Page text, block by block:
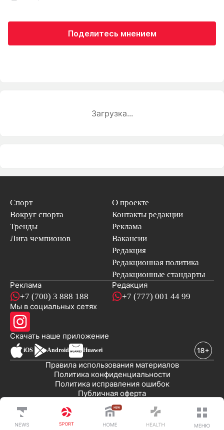
Поделитесь мнением
Загрузка...
Спорт
Вокруг спорта
Тренды
Лига чемпионов
О проекте
Контакты редакции
Реклама
Вакансии
Редакция
Редакционная политика
Редакционные стандарты
Реклама
+7 (700) 3 888 188
Редакция
+7 (777) 001 44 99
Мы в социальных сетях
Скачать наше приложениеновостей
iOS Android Huawei
Публичная оферта
Политика исправления ошибок
Политика конфиденциальности
Правила использования материалов
© 2008-2026 ТОО «EML»